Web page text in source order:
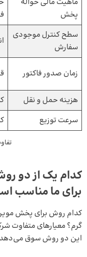
پخش
سطح کنترل موجودی
سفارش
زمان صدور فاکتور
هزینه حمل و نقل
سرعت توزیع
کدام یک از دو
برای ما مناسب
کدام روش برای پخش
گرم؟ معیارهای متفاوت
این دو روش سوق می‌دهد.